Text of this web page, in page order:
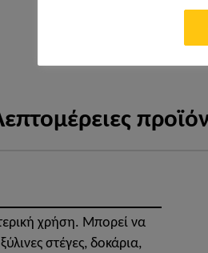
χρήση. Μπορεί να
στέγες, δοκάρια,